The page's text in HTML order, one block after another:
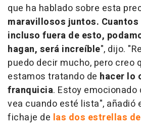
que ha hablado sobre esta
maravillosos juntos.
incluso fuera de esto,
hagan, será increíble", dijo.
puedo decir mucho, pero creo
estamos tratando de hacer lo
franquicia. Estoy emocionado
vea cuando esté lista", añadió
fichaje de las dos estrellas